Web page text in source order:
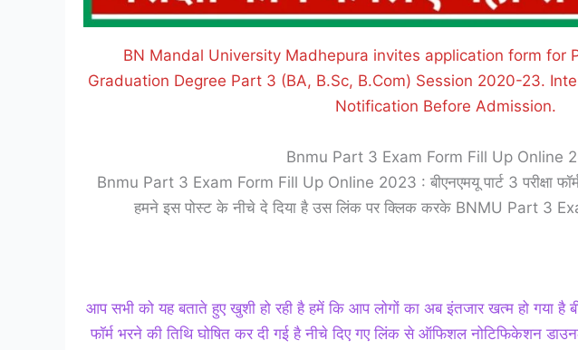
BN Mandal University Madhepura invites application form for
Graduation Degree Part 3 (BA, B.Sc, B.Com) Session 2020-23.
Notification Before Admission.
Bnmu Part 3 Exam Form Fill Up Online
Bnmu Part 3 Exam Form Fill Up Online 2023 : बीएनएमयू पार्ट 3 परीक्षा
हमने इस पोस्ट के नीचे दे दिया है उस लिंक पर क्लिक करके ‌BNMU Part 3
आप सभी को यह बताते हुए खुशी हो रही है हमें कि आप लोगों का अब इंतजार खत्म हो गया है बी
फॉर्म भरने की तिथि घोषित कर दी गई है नीचे दिए गए लिंक से ऑफिशल नोटिफिकेशन